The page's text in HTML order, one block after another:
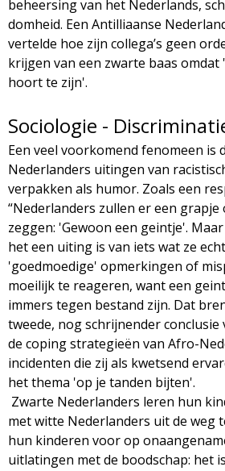
beheersing van het Nederlands,
domheid. Een Antilliaanse
vertelde hoe zijn collega’s geen
krijgen van een zwarte baas
hoort te zijn'.
Sociologie -
Een veel voorkomend fenomeen is
Nederlanders uitingen van
verpakken als humor. Zoals een
“Nederlanders zullen er een grapje
zeggen: 'Gewoon een geintje'.
het een uiting is van iets wat ze
'goedmoedige' opmerkingen of
moeilijk te reageren, want een
immers tegen bestand zijn. Dat
tweede, nog schrijnender conclusie
de coping strategieën van Afro-
incidenten die zij als kwetsend
het thema 'op je tanden bijten'.
Zwarte Nederlanders leren hun
met witte Nederlanders uit de weg
hun kinderen voor op
uitlatingen met de boodschap: het